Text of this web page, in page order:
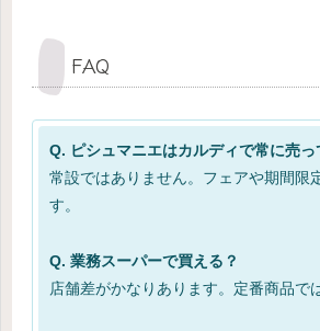
FAQ
Q. ピシュマニエはカルディで常に売っ
常設ではありません。フェアや期間限
す。
Q. 業務スーパーで買える？
店舗差がかなりあります。定番商品で